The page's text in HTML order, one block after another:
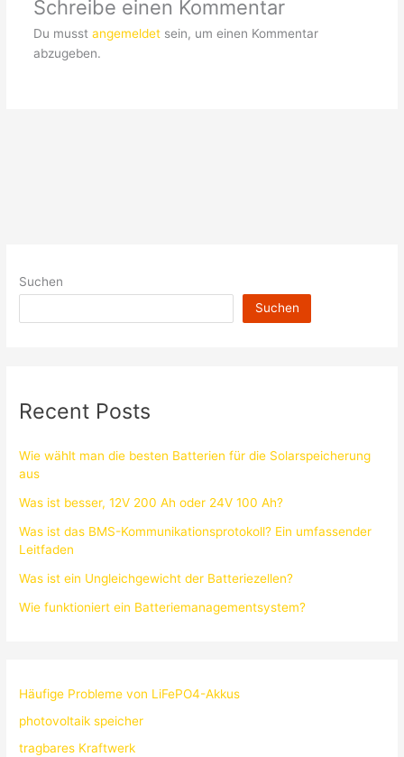
Schreibe einen Kommentar
Du musst angemeldetsein, um einen Kommentar
abzugeben.
Suchen
Suchen
Recent Posts
Wie wählt man die besten Batterien für die Solarspeicherung
aus
Was ist besser, 12V 200 Ah oder 24V 100 Ah?
Was ist das BMS-Kommunikationsprotokoll? Ein umfassender
Leitfaden
Was ist ein Ungleichgewicht der Batteriezellen?
Wie funktioniert ein Batteriemanagementsystem?
Häufige Probleme von LiFePO4-Akkus
photovoltaik speicher
tragbares Kraftwerk